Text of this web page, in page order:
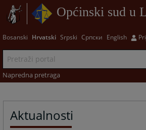
Općinski sud u
Bosanski Hrvatski Srpski Српски English
Napredna pretraga
Aktualnosti